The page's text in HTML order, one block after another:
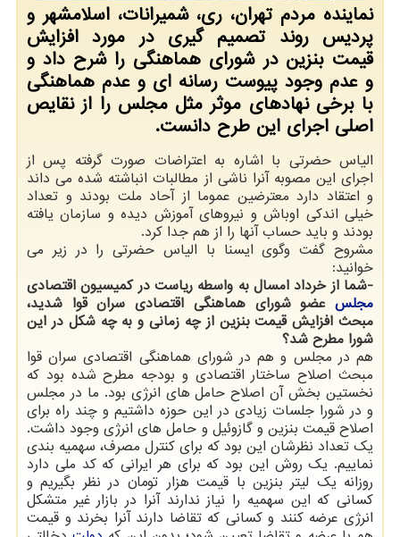
نماینده مردم تهران، ری، شمیرانات، اسلامشهر و
پردیس روند تصمیم گیری در مورد افزایش
قیمت بنزین در شورای هماهنگی را شرح داد و
و عدم وجود پیوست رسانه ای و عدم هماهنگی
با برخی نهادهای موثر مثل مجلس را از نقایص
اصلی اجرای این طرح دانست.
الیاس حضرتی با اشاره به اعتراضات صورت گرفته پس از
اجرای این مصوبه آنرا ناشی از مطالبات انباشته شده می داند
و اعتقاد دارد معترضین عموما از آحاد ملت بودند و تعداد
خیلی اندكی اوباش و نیروهای آموزش دیده و سازمان یافته
بودند و باید حساب آنها را از هم جدا كرد.
مشروح گفت وگوی ایسنا با الیاس حضرتی را در زیر می
خوانید:
-شما از خرداد امسال به واسطه ریاست در كمیسیون اقتصادی
مجلس عضو شورای هماهنگی اقتصادی سران قوا شدید،
مبحث افزایش قیمت بنزین از چه زمانی و به چه شكل در این
شورا مطرح شد؟
هم در مجلس و هم در شورای هماهنگی اقتصادی سران قوا
مبحث اصلاح ساختار اقتصادی و بودجه مطرح شده بود كه
نخستین بخش آن اصلاح حامل های انرژی بود. ما در مجلس
و در شورا جلسات زیادی در این حوزه داشتیم و چند راه برای
اصلاح قیمت بنزین و گازوئیل و حامل های انرژی وجود داشت.
یك تعداد نظرشان این بود كه برای كنترل مصرف، سهمیه بندی
نماییم. یك روش این بود كه برای هر ایرانی كه كد ملی دارد
روزانه یك لیتر بنزین با قیمت هزار تومان در نظر بگیریم و
كسانی كه این سهمیه را نیاز ندارند آنرا در بازار غیر متشكل
انرژی عرضه كنند و كسانی كه تقاضا دارند آنرا بخرند و قیمت